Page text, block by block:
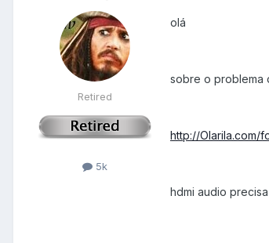
Retired
5k
olá
sobre o problema
http://Olarila.com/
hdmi audio